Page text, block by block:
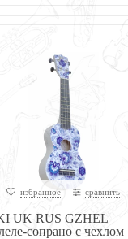
избранное сравнить
UK RUS GZHEL
сопрано с чехлом